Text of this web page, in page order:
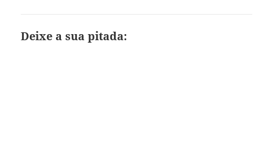
Deixe a sua pitada: